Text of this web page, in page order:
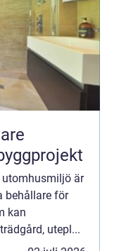
utomhusmiljö är
behållare för
kan
utepl...